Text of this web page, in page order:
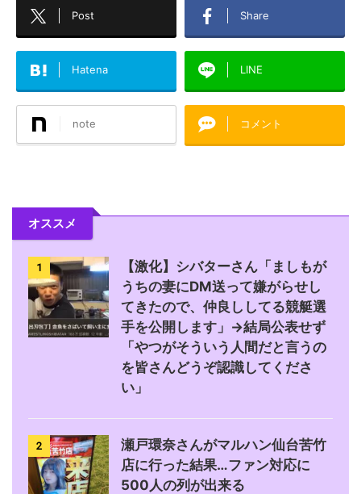
Post Share
Hatena LINE
note コメント
オススメ
1
【激化】シバターさん「ましもが
うちの妻にDM送って嫌がらせし
てきたので、仲良ししてる競艇選
手を公開します」→結局公表せず
「やつがそういう人間だと言うの
を皆さんどうぞ認識してくださ
い」
2
瀬戸環奈さんがマルハン仙台苦竹
店に行った結果…ファン対応に
500人の列が出来る